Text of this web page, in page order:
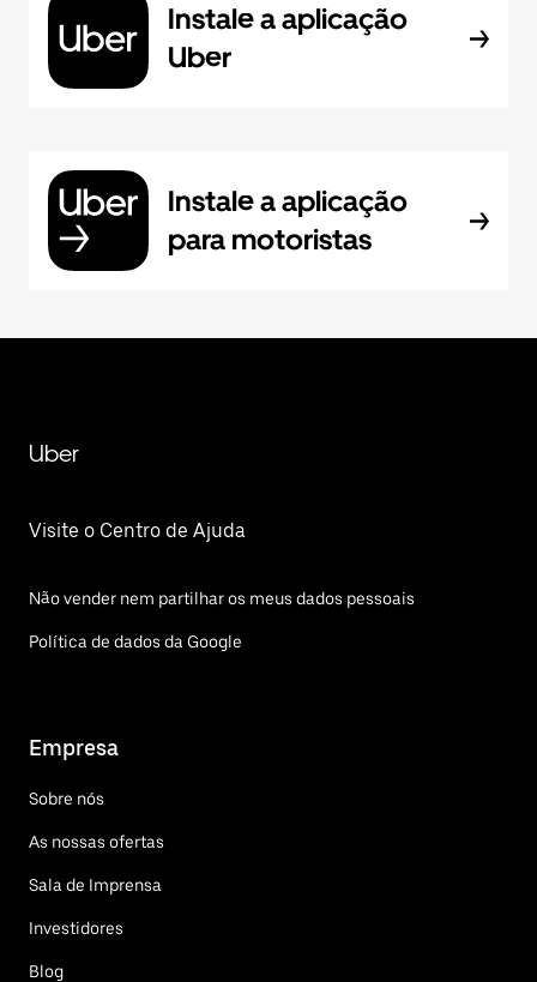
Instale a aplicação
Uber
Instale a aplicação
para motoristas
Uber
Visite o Centro de Ajuda
Não vender nem partilhar os meus dados pessoais
Política de dados da Google
Empresa
Sobre nós
As nossas ofertas
Sala de Imprensa
Investidores
Blog